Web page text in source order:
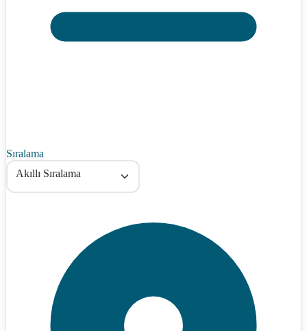
Sıralama
Akıllı Sıralama